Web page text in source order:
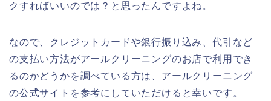
クすればいいのでは？と思ったんですよね。
なので、クレジットカードや銀行振り込み、代引など
の支払い方法がアールクリーニングのお店で利用でき
るのかどうかを調べている方は、アールクリーニング
の公式サイトを参考にしていただけると幸いです。